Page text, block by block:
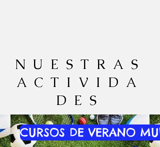
NUESTRAS
ACTIVIDA
DES
CURSOS DE VERANO